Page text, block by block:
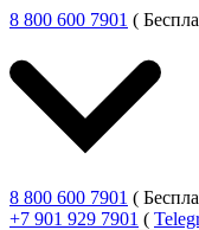
8 800 600 7901 (
8 800 600 7901 (
+7 901 929 7901 (